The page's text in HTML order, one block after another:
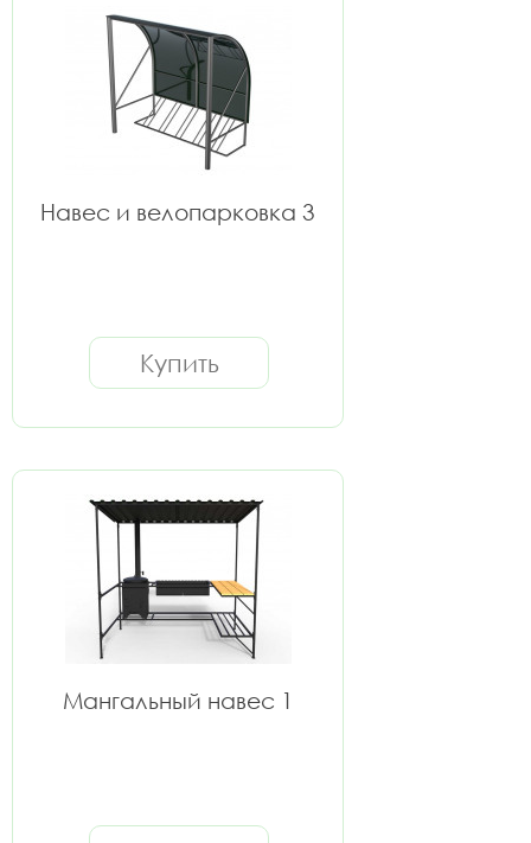
Навес и велопарковка 3
Купить
Мангальный навес 1